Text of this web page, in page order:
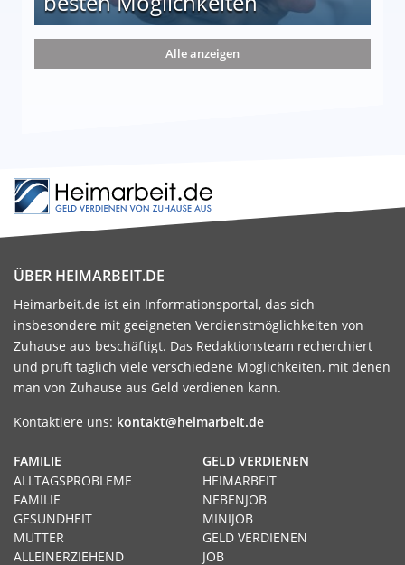
die 15 besten Möglichkeiten
Alle anzeigen
ÜBER HEIMARBEIT.DE
Heimarbeit.de ist ein Informationsportal, das sich
insbesondere mit geeigneten Verdienstmöglichkeiten von
Zuhause aus beschäftigt. Das Redaktionsteam recherchiert
und prüft täglich viele verschiedene Möglichkeiten, mit denen
man von Zuhause aus Geld verdienen kann.
Kontaktiere uns: kontakt@heimarbeit.de
GELD VERDIENEN
HEIMARBEIT
NEBENJOB
MINIJOB
GELD VERDIENEN
JOB
FAMILIE
ALLTAGSPROBLEME
FAMILIE
GESUNDHEIT
MÜTTER
ALLEINERZIEHEND